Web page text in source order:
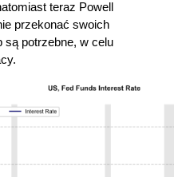
teraz Powell
przekonać swoich
są potrzebne, w celu